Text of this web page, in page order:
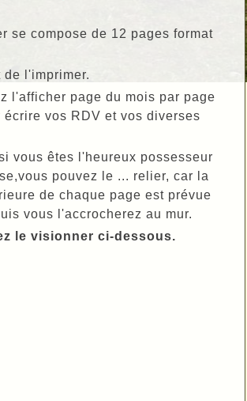
se compose de 12 pages format
de l'imprimer.
l'afficher page du mois par page
écrire vos RDV et vos diverses
vous êtes l'heureux possesseur
pouvez le ... relier, car la
de chaque page est prévue
vous l'accrocherez au mur.
le visionner ci-dessous.